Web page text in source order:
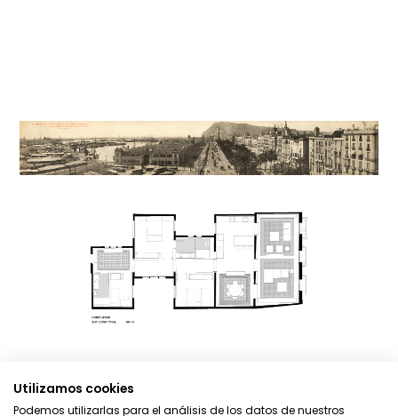
Utilizamos cookies
Podemos utilizarlas para el análisis de los datos de nuestros